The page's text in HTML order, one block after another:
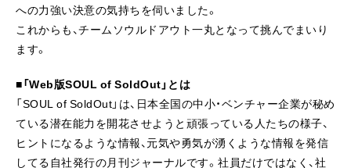
への力強い決意の気持ちを伺いました。
これからも、チームソウルドアウト一丸となって挑んでまいり
ます。
■「Web版SOUL of SoldOut」とは
「SOUL of SoldOut」は、日本全国の中小・ベンチャー企業が秘め
ている潜在能力を開花させようと頑張っている人たちの様子、
ヒントになるような情報、元気や勇気が湧くような情報を発信
してる自社発行の月刊ジャーナルです。社員だけではなく、社